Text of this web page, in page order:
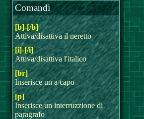
Comandi
[b]-[/b]
Attiva/disattiva il neretto
[i]-[/i]
Attiva/disattiva l'italico
[br]
Inserisce un a capo
[p]
Inserisce un interruzzione di
paragrafo